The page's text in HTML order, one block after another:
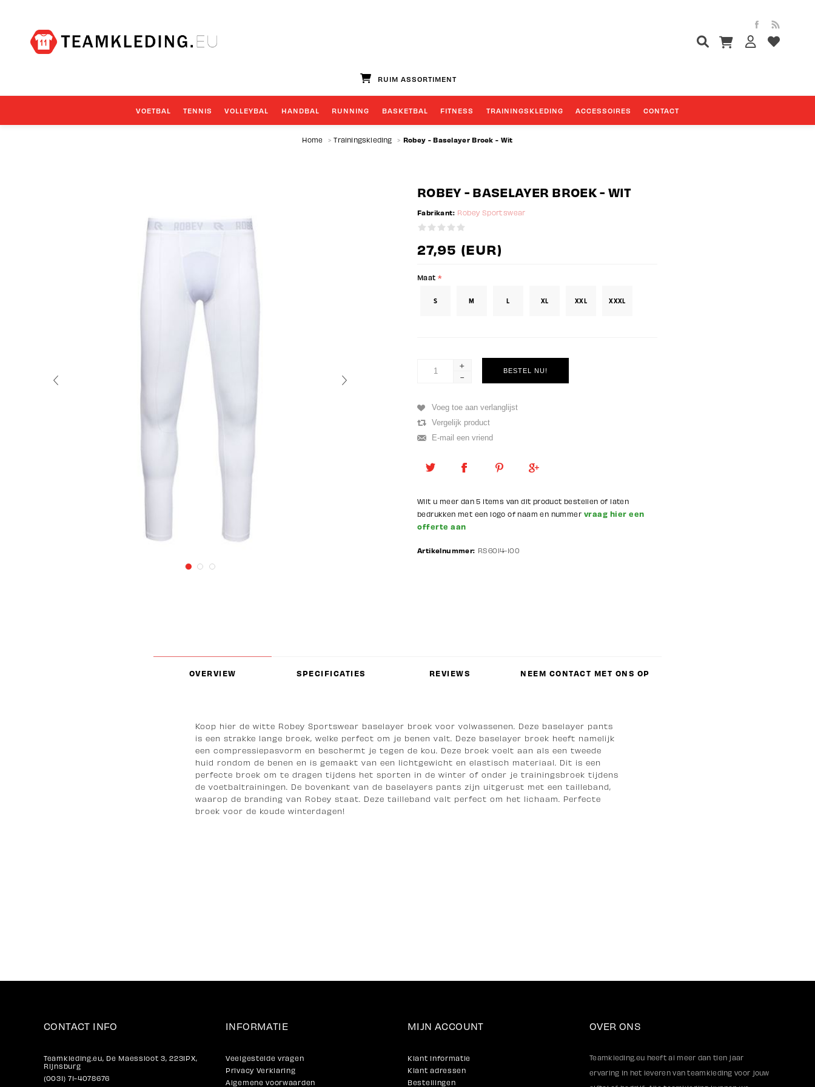
RUIM ASSORTIMENT
VOETBAL TENNIS VOLLEYBAL HANDBAL RUNNING BASKETBAL FITNESS TRAININGSKLEDING ACCESSOIRES CONTACT
Home > Trainingskleding > Robey - Baselayer Broek - Wit
ROBEY - BASELAYER BROEK - WIT
Fabrikant: Robey Sportswear
27,95 (EUR)
Maat *
S M L XL XXL XXXL
+
-
Wilt u meer dan 5 items van dit product bestellen of laten
bedrukken met een logo of naam en nummer vraag hier een
offerte aan
Artikelnummer: RS6014-100
OVERVIEW SPECIFICATIES REVIEWS NEEM CONTACT MET ONS OP
Koop hier de witte Robey Sportswear baselayer broek voor volwassenen. Deze baselayer pants
is een strakke lange broek, welke perfect om je benen valt. Deze baselayer broek heeft namelijk
een compressiepasvorm en beschermt je tegen de kou. Deze broek voelt aan als een tweede
huid rondom de benen en is gemaakt van een lichtgewicht en elastisch materiaal. Dit is een
perfecte broek om te dragen tijdens het sporten in de winter of onder je trainingsbroek tijdens
de voetbaltrainingen. De bovenkant van de baselayers pants zijn uitgerust met een tailleband,
waarop de branding van Robey staat. Deze tailleband valt perfect om het lichaam. Perfecte
broek voor de koude winterdagen!
CONTACT INFO
Teamkleding.eu, De Maessloot 3, 2231PX,
Rijnsburg
(0031) 71-4078676
INFORMATIE
Veelgestelde vragen
Privacy Verklaring
Algemene voorwaarden
MIJN ACCOUNT
Klant informatie
Klant adressen
Bestellingen
OVER ONS
Teamkleding.eu heeft al meer dan tien jaar
ervaring in het leveren van teamkleding voor jouw